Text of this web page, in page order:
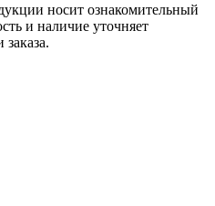
носит ознакомительный
и наличие уточняет